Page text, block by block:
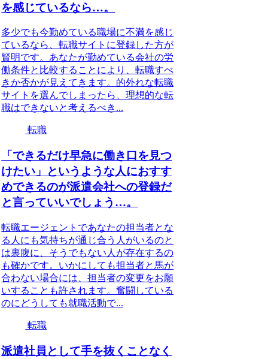
を感じているなら…。
多少でも今勤めている職場に不満を感じ
ているなら、転職サイトに登録した方が
賢明です。あなたが勤めている会社の労
働条件と比較することにより、転職すべ
きか否かが見えてきます。的外れな転職
サイトを選んでしまったら、理想的な転
職はできないと考えるべき...
転職
「できるだけ早急に働き口を見つ
けたい」というような人におすす
めできるのが派遣会社への登録だ
と言っていいでしょう…。
転職エージェントであなたの担当者とな
る人にも気持ちが通じ合う人がいるのと
は裏腹に、そうでもない人が存在するの
も確かです。いかにしても担当者と馬が
合わない場合には、担当者の変更をお願
いすることも許されます。奮闘している
のにどうしても就職活動で...
転職
派遣社員として手を抜くことなく